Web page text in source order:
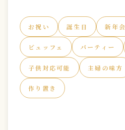
お祝い 誕生日 新年会
ビュッフェ パーティー
子供対応可能 主婦の味方
作り置き